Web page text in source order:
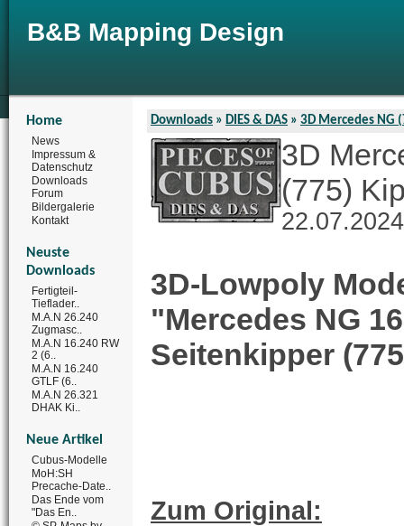
B&B Mapping Design
Home
News
Impressum &
Datenschutz
Downloads
Forum
Bildergalerie
Kontakt
Neuste
Downloads
Fertigteil-
Tieflader..
M.A.N 26.240
Zugmasc..
M.A.N 16.240 RW
2 (6..
M.A.N 16.240
GTLF (6..
M.A.N 26.321
DHAK Ki..
Neue Artikel
Cubus-Modelle
MoH:SH
Precache-Date..
Das Ende vom
"Das En..
Downloads » DIES & DAS » 3D Mercedes NG
3D
(775)
3D-Lowpoly
"Mercedes NG
Seitenkipper
Zum Original: